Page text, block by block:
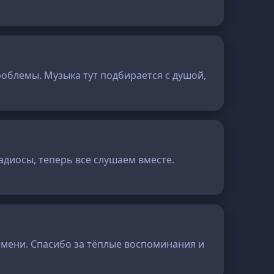
Музыка тут подбирается с душой,
теперь все слушаем вместе.
Спасибо за тёплые воспоминания и